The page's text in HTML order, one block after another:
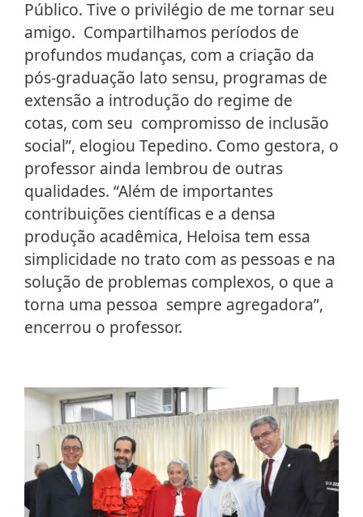
Público. Tive o privilégio de me tornar seu
amigo. Compartilhamos períodos de
profundos mudanças, com a criação da
pós-graduação lato sensu, programas de
extensão a introdução do regime de
cotas, com seu compromisso de inclusão
social”, elogiou Tepedino. Como gestora, o
professor ainda lembrou de outras
qualidades. “Além de importantes
contribuições científicas e a densa
produção acadêmica, Heloisa tem essa
simplicidade no trato com as pessoas e na
solução de problemas complexos, o que a
torna uma pessoa sempre agregadora”,
encerrou o professor.